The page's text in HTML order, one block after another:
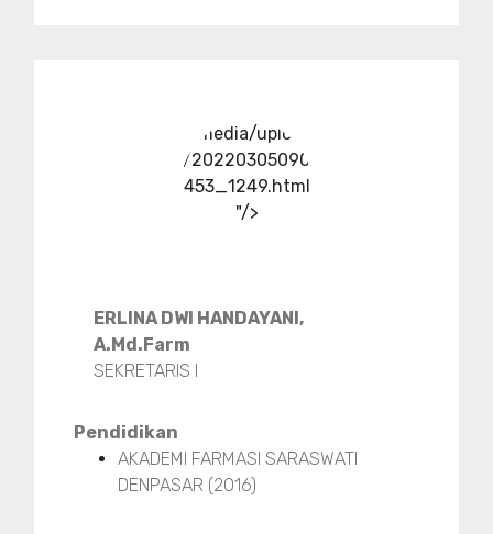
../media/upload
/20220305090
453_1249.html
"/>
ERLINA DWI HANDAYANI,
A.Md.Farm
SEKRETARIS I
Pendidikan
AKADEMI FARMASI SARASWATI
DENPASAR (2016)